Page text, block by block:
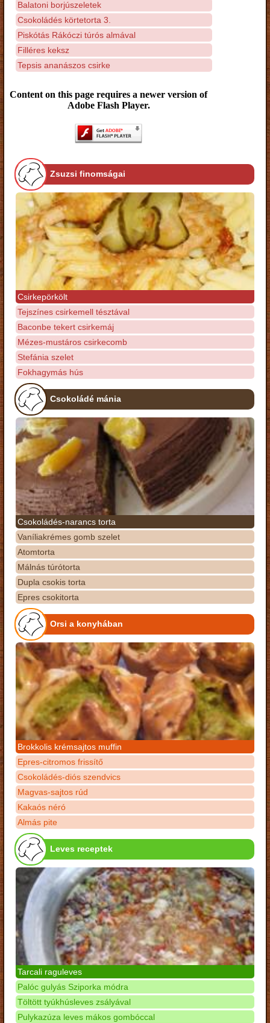
Balatoni borjúszeletek
Csokoládés körtetorta 3.
Piskótás Rákóczi túrós almával
Filléres keksz
Tepsis ananászos csirke
Content on this page requires a newer version of
Adobe Flash Player.
Zsuzsi finomságai
Csirkepörkölt
Tejszínes csirkemell tésztával
Baconbe tekert csirkemáj
Mézes-mustáros csirkecomb
Stefánia szelet
Fokhagymás hús
Csokoládé mánia
Csokoládés-narancs torta
Vaníliakrémes gomb szelet
Atomtorta
Málnás túrótorta
Dupla csokis torta
Epres csokitorta
Orsi a konyhában
Brokkolis krémsajtos muffin
Epres-citromos frissítő
Csokoládés-diós szendvics
Magvas-sajtos rúd
Kakaós néró
Almás pite
Leves receptek
Tarcali raguleves
Palóc gulyás Sziporka módra
Töltött tyúkhúsleves zsályával
Pulykazúza leves mákos gombóccal